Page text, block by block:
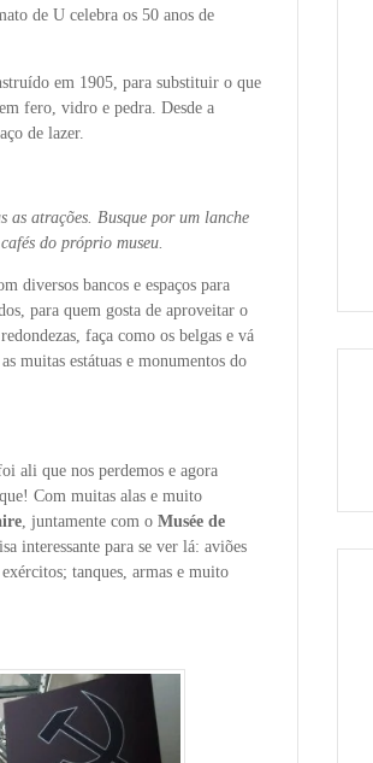
de U celebra os 50 anos de
em 1905, para substituir o que
fero, vidro e pedra. Desde a
de lazer.
as atrações. Busque por um lanche
do próprio museu.
diversos bancos e espaços para
para quem gosta de aproveitar o
faça como os belgas e vá
muitas estátuas e monumentos do
ali que nos perdemos e agora
Com muitas alas e muito
, juntamente com o Musée de
interessante para se ver lá: aviões
tanques, armas e muito